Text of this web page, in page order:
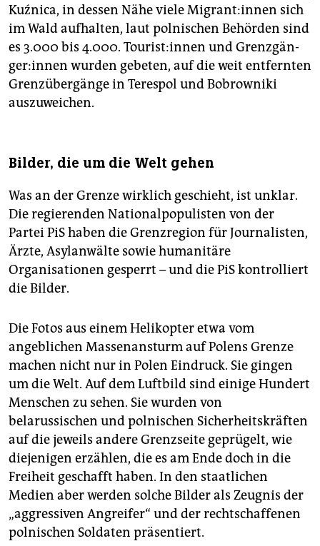
Kuźnica, in dessen Nähe viele Mi­gran­t:in­nen sich
im Wald aufhalten, laut polnischen Behörden sind
es 3.000 bis 4.000. Tou­ris­t:in­nen und Grenz­gän­
ge­r:in­nen wurden gebeten, auf die weit entfernten
Grenzübergänge in Terespol und Bobrowniki
auszuweichen.
Bilder, die um die Welt gehen
Was an der Grenze wirklich geschieht, ist unklar.
Die regierenden Nationalpopulisten von der
Partei PiS haben die Grenzregion für Journalisten,
Ärzte, Asylanwälte sowie humanitäre
Organisationen gesperrt – und die PiS kontrolliert
die Bilder.
Die Fotos aus einem Helikopter etwa vom
angeblichen Massenansturm auf Polens Grenze
machen nicht nur in Polen Eindruck. Sie gingen
um die Welt. Auf dem Luftbild sind einige Hundert
Menschen zu sehen. Sie wurden von
belarussischen und polnischen Sicherheitskräften
auf die jeweils andere Grenzseite geprügelt, wie
diejenigen erzählen, die es am Ende doch in die
Freiheit geschafft haben. In den staatlichen
Medien aber werden solche Bilder als Zeugnis der
„aggressiven Angreifer“ und der rechtschaffenen
polnischen Soldaten präsentiert.